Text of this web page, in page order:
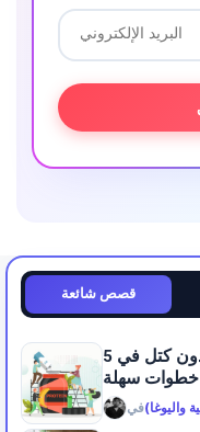
قصص شائعة
كيفية خلط مسحوق البروتين بدون كتل في 5
خطوات سهلة
في